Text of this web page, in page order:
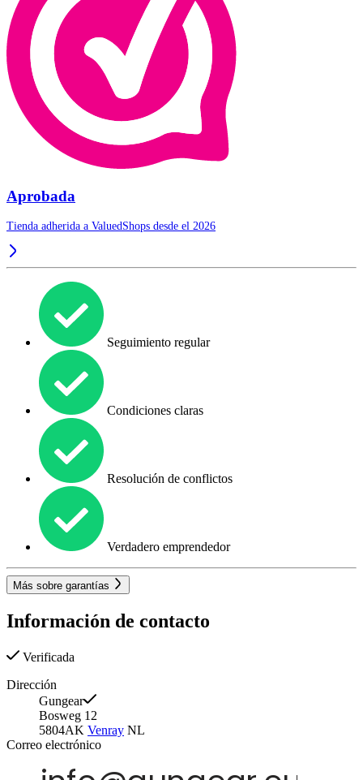
Aprobada
Tienda adherida a ValuedShops desde el 2026
Seguimiento regular
Condiciones claras
Resolución de conflictos
Verdadero emprendedor
Más sobre garantías
Información de contacto
Verificada
Dirección
Gungear
Bosweg 12
5804AK Venray NL
Correo electrónico